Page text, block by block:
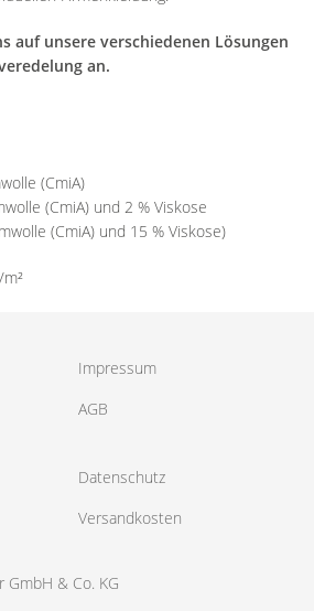
auf unsere verschiedenen Lösungen
an.
(CmiA)
(CmiA) und 2 % Viskose
(CmiA) und 15 % Viskose)
Impressum
AGB
Datenschutz
Versandkosten
GmbH & Co. KG